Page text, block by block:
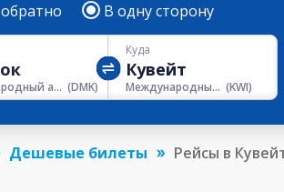
В одну сторону
Международный аэропорт Донмыанг (DMK)
Куда
Международный аэропорт Кувейт (KWI)
Дешевые билеты Рейсы в